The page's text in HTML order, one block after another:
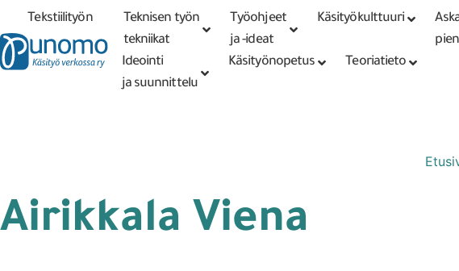
Tarkennettu Punomoputiikki
Tekstiilityön
tekniikat
Teknisen työn
tekniikat
Työohjeet
ja -ideat
Käsityökulttuuri
Ideointi
ja suunnittelu
Käsityönopetus Teoriatieto
Airikkala Viena